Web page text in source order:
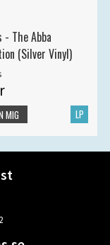
- The Abba
(Silver Vinyl)
LP
MIG